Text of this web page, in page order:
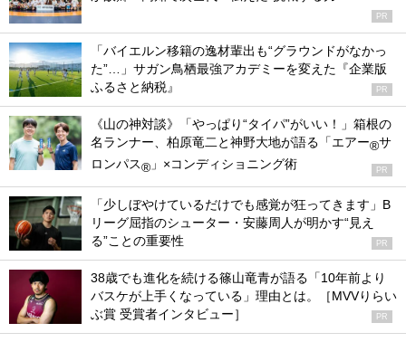
PR
「バイエルン移籍の逸材輩出も“グラウンドがなかっ
た”…」サガン鳥栖最強アカデミーを変えた『企業版
ふるさと納税』
PR
《山の神対談》「やっぱり“タイパ”がいい！」箱根の
名ランナー、柏原竜二と神野大地が語る「エアー®サ
ロンパス® 」×コンディショニング術 PR
「少しぼやけているだけでも感覚が狂ってきます」B
リーグ屈指のシューター・安藤周人が明かす“見え
る”ことの重要性
PR
38歳でも進化を続ける篠山竜青が語る「10年前より
バスケが上手くなっている」理由とは。［MVVりらい
ぶ賞 受賞者インタビュー］
PR